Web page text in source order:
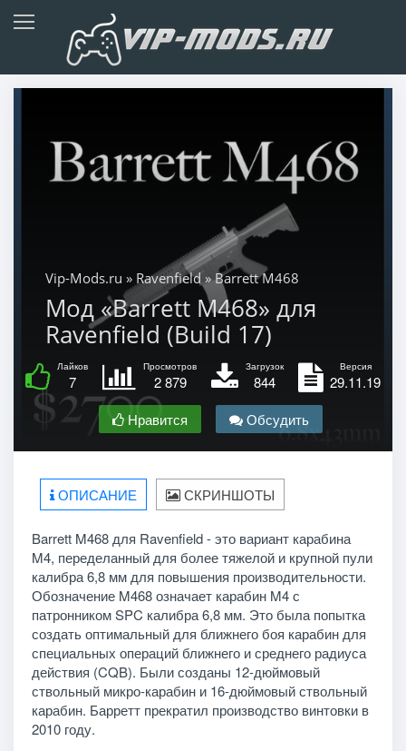
Vip-Mods.ru » Ravenfield» Barrett M468
Мод «Barrett M468» для
Ravenfield (Build 17)
Лайков
7
Просмотров
2 879
Загрузок
844
Версия
29.11.19
Нравится
Обсудить
ОПИСАНИЕ СКРИНШОТЫ
Barrett M468 для Ravenfield - это вариант карабина
M4, переделанный для более тяжелой и крупной пули
калибра 6,8 мм для повышения производительности.
Обозначение M468 означает карабин M4 с
патронником SPC калибра 6,8 мм. Это была попытка
создать оптимальный для ближнего боя карабин для
специальных операций ближнего и среднего радиуса
действия (CQB). Были созданы 12-дюймовый
ствольный микро-карабин и 16-дюймовый ствольный
карабин. Барретт прекратил производство винтовки в
2010 году.